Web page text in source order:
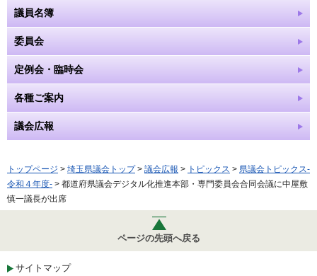
議員名簿
委員会
定例会・臨時会
各種ご案内
議会広報
トップページ > 埼玉県議会トップ> 議会広報 > トピックス > 県議会トピックス-
令和４年度- > 都道府県議会デジタル化推進本部・専門委員会合同会議に中屋敷
慎一議長が出席
ページの先頭へ戻る
サイトマップ